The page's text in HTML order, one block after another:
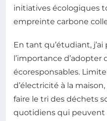
initiatives écologiques
empreinte carbone
En tant qu’étudiant,
l’importance
écoresponsables.
d’électricité à la
faire le tri des déchets
quotidiens qui peuvent